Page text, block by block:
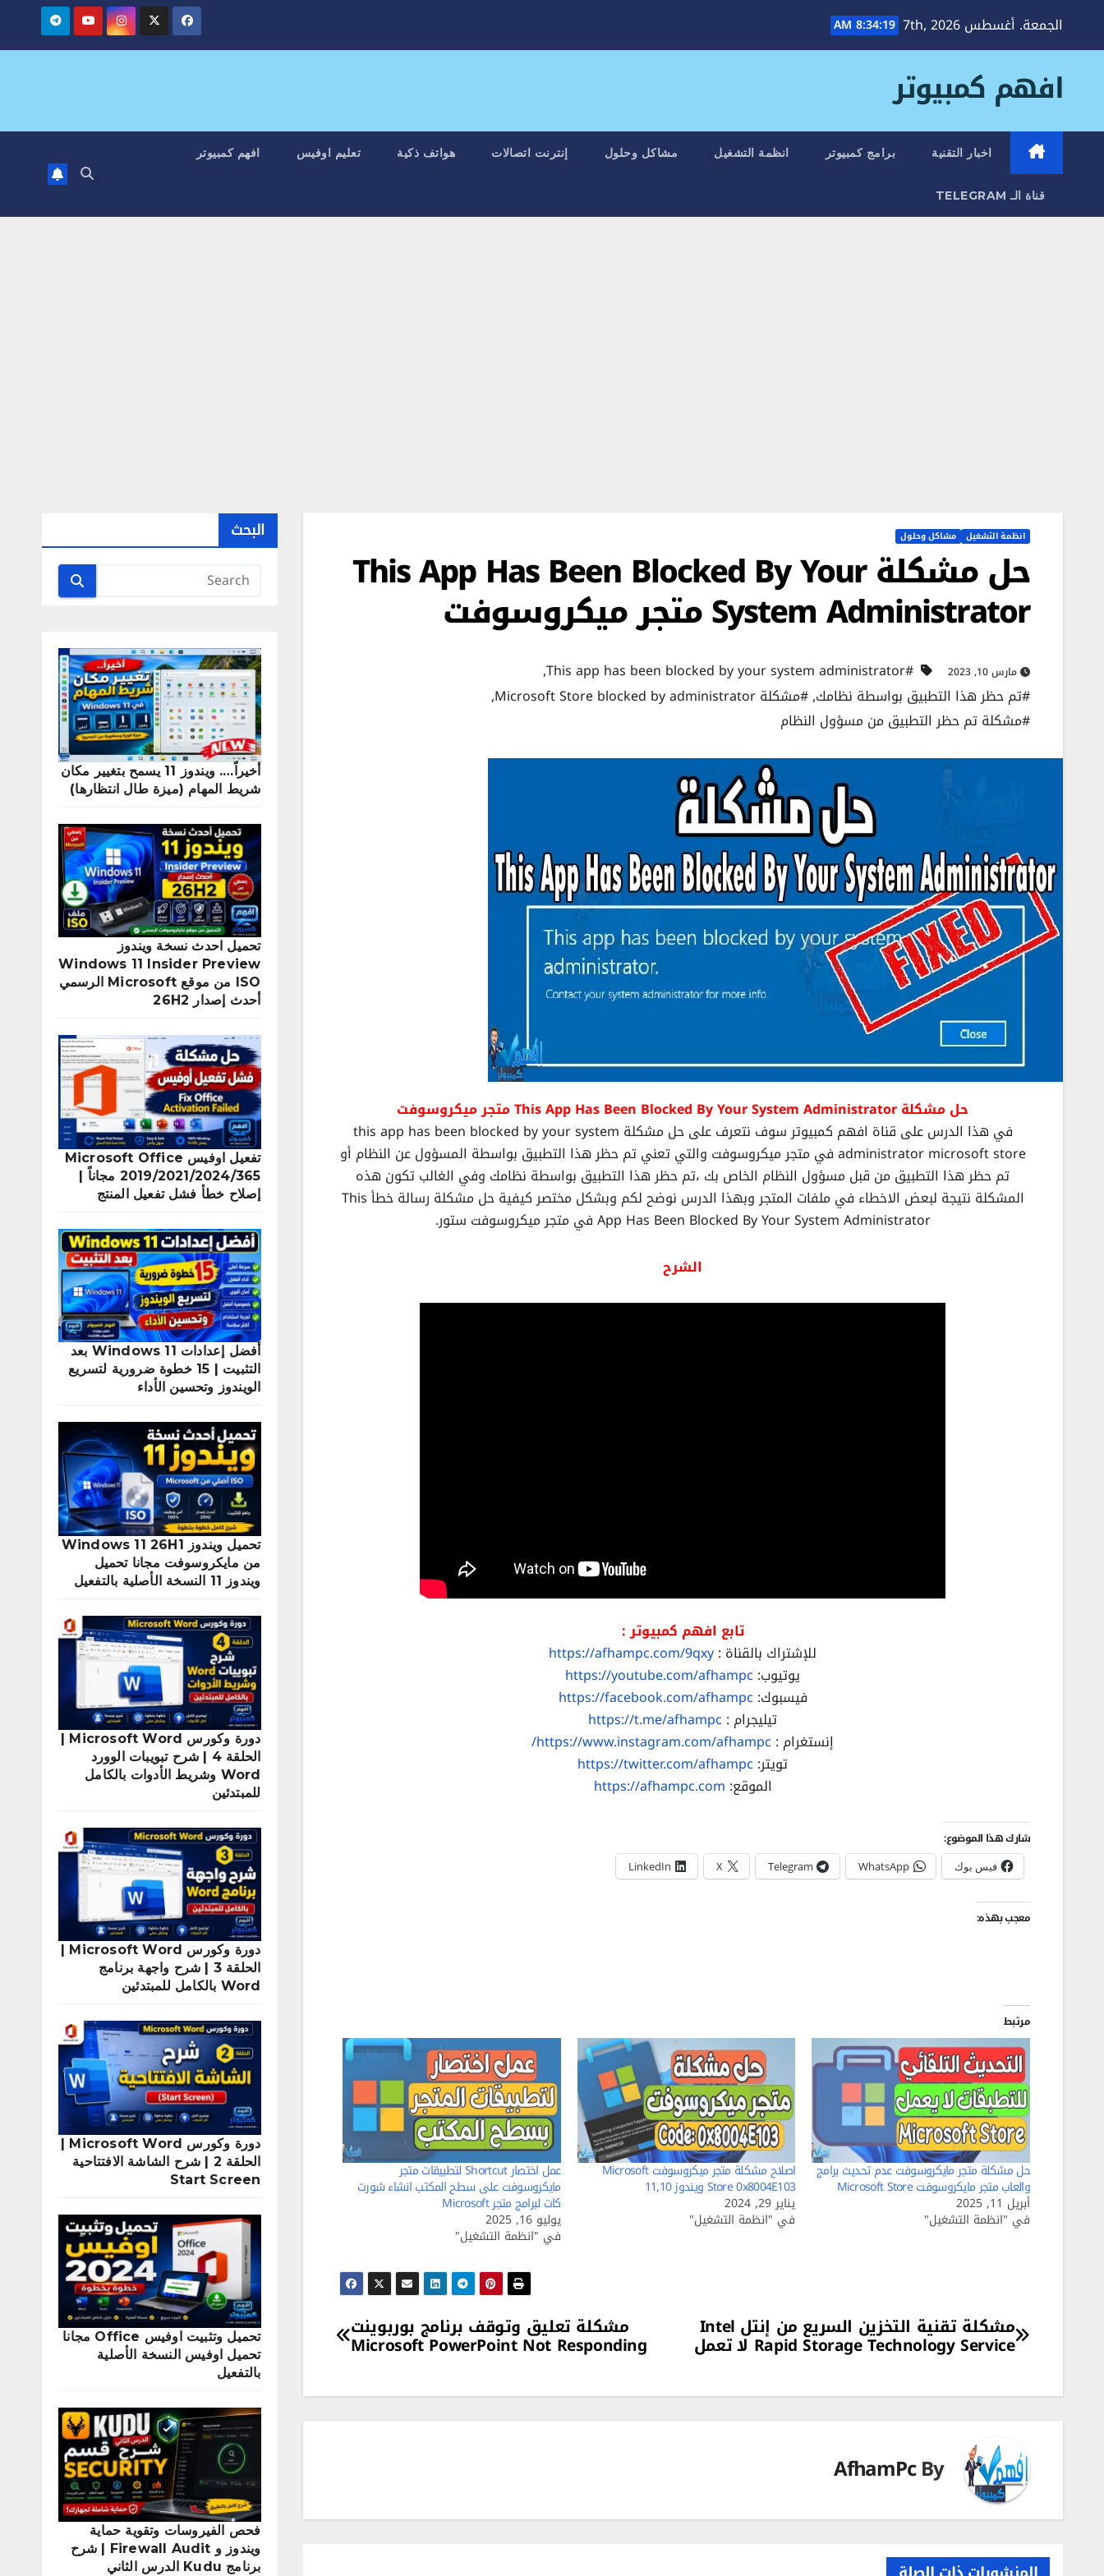
الجمعة. أغسطس 7th, 2026 8:34:20 AM
افهم كمبيوتر
اخبار التقنية برامج كمبيوتر انظمة التشغيل مشاكل وحلول إنترنت اتصالات هواتف ذكية تعليم اوفيس افهم كمبيوتر
قناة الـ TELEGRAM
انظمة التشغيل مشاكل وحلول
حل مشكلة This App Has Been Blocked By Your
System Administrator متجر ميكروسوفت
مارس 10, 2023 #This app has been blocked by your system administrator
,
#تم حظر هذا التطبيق بواسطة نظامك,#مشكلة Microsoft Store blocked by administrator
,
#مشكلة تم حظر التطبيق من مسؤول النظام
حل مشكلة This App Has Been Blocked By Your System Administrator متجر ميكروسوفت
في هذا الدرس على قناة افهم كمبيوتر سوف نتعرف على حل مشكلة this app has been blocked by your system
administrator microsoft store في متجر ميكروسوفت والتي تعني تم حظر هذا التطبيق بواسطة المسؤول عن النظام أو
تم حظر هذا التطبيق من قبل مسؤول النظام الخاص بك ،تم حظر هذا التطبيق بواسطة نظامك وفي الغالب تكون هذه
المشكلة نتيجة لبعض الاخطاء في ملفات المتجر وبهذا الدرس نوضح لكم وبشكل مختصر كيفية حل مشكلة رسالة خطأ This
App Has Been Blocked By Your System Administrator في متجر ميكروسوفت ستور.
الشرح
تابع افهم كمبيوتر :
للإشتراك بالقناة :https://afhampc.com/9qxy
يوتيوب: https://youtube.com/afhampc
فيسبوك: https://facebook.com/afhampc
تيليجرام : https://t.me/afhampc
إنستغرام : https://www.instagram.com/afhampc/
تويتر: https://twitter.com/afhampc
الموقع: https://afhampc.com
شارك هذا الموضوع:
فيس بوك WhatsApp
Telegram
X
LinkedIn
معجب بهذه:
مرتبط
حل مشكلة متجر مايكروسوفت عدم تحديث برامج
والعاب متجر مايكروسوفت Microsoft Store
أبريل 11, 2025
في "انظمة التشغيل"
اصلاح مشكلة متجر ميكروسوفت Microsoft
Store 0x8004E103 ويندوز 11,10
يناير 29, 2024
في "انظمة التشغيل"
عمل اختصار Shortcut لتطبيقات متجر
مايكروسوفت على سطح المكتب انشاء شورت
كات لبرامج متجر Microsoft
يوليو 16, 2025
في "انظمة التشغيل"
تصفّح
المقالات
مشكلة تعليق وتوقف برنامج بوربوينت
Microsoft PowerPoint Not Responding
مشكلة تقنية التخزين السريع من إنتل Intel
Rapid Storage Technology Service لا تعمل
By
AfhamPc
البحث
أخيراً…. ويندوز 11 يسمح بتغيير مكان
شريط المهام (ميزة طال انتظارها)
تحميل احدث نسخة ويندوز
Windows 11 Insider Preview
ISO من موقع Microsoft الرسمي
أحدث إصدار 26H2
تفعيل اوفيس Microsoft Office
2019/2021/2024/365 مجاناً |
إصلاح خطأ فشل تفعيل المنتج
أفضل إعدادات Windows 11 بعد
التثبيت | 15 خطوة ضرورية لتسريع
الويندوز وتحسين الأداء
تحميل ويندوز Windows 11 26H1
من مايكروسوفت مجانا تحميل
ويندوز 11 النسخة الأصلية بالتفعيل
دورة وكورس Microsoft Word |
الحلقة 4 | شرح تبويبات الوورد
Word وشريط الأدوات بالكامل
للمبتدئين
الحلقة 3 | شرح واجهة برنامج
Word بالكامل للمبتدئين
دورة وكورس Microsoft Word |
الحلقة 2 | شرح الشاشة الافتتاحية
Start Screen
تحميل وتثبيت اوفيس Office مجانا
تحميل اوفيس النسخة الأصلية
بالتفعيل
فحص الفيروسات وتقوية حماية
ويندوز و Firewall Audit | شرح
برنامج Kudu الدرس الثاني